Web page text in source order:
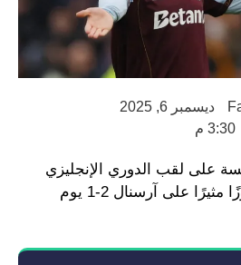
ديسمبر 6, 2025
3:30 م
على لقب الدوري الإنجليزي
الممتاز، بعد أن حقق فوزًا مثيرًا على آرسنال 2-1 يوم